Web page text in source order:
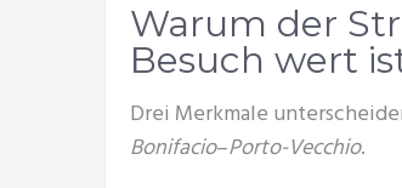
Warum der
Besuch wert
Drei Merkmale
Bonifacio–Porto-Vecchio.